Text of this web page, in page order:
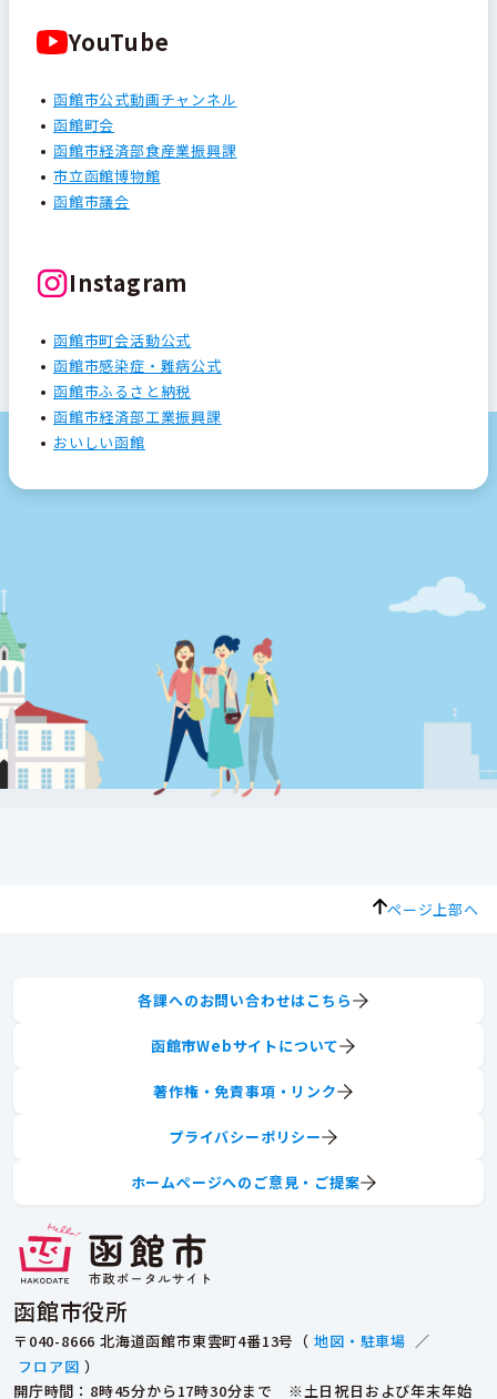
YouTube
函館市公式動画チャンネル
函館町会
函館市経済部食産業振興課
市立函館博物館
函館市議会
Instagram
函館市町会活動公式
函館市感染症・難病公式
函館市ふるさと納税
函館市経済部工業振興課
おいしい函館
ページ上部へ
函館市役所
〒040-8666 北海道函館市東雲町4番13号（ 地図・駐車場 ／
フロア図 ）
開庁時間：8時45分から17時30分まで ※土日祝日および年末年始
各課へのお問い合わせはこちら
函館市Webサイトについて
著作権・免責事項・リンク
プライバシーポリシー
ホームページへのご意見・ご提案